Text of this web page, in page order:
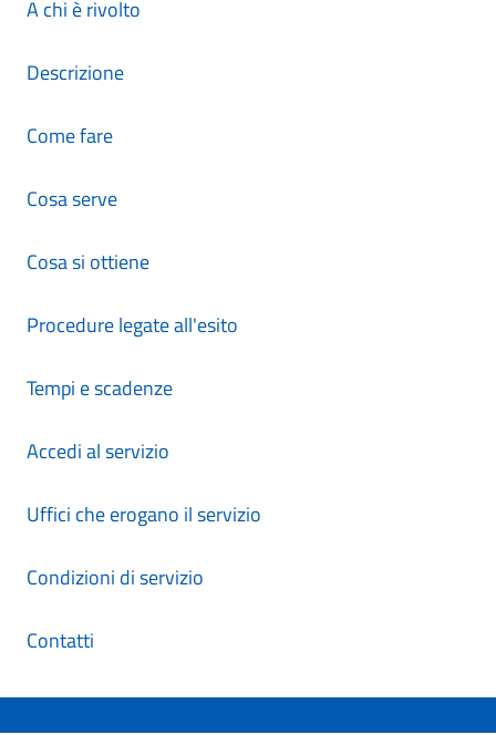
A chi è rivolto
Descrizione
Come fare
Cosa serve
Cosa si ottiene
Procedure legate all'esito
Tempi e scadenze
Accedi al servizio
Uffici che erogano il servizio
Condizioni di servizio
Contatti